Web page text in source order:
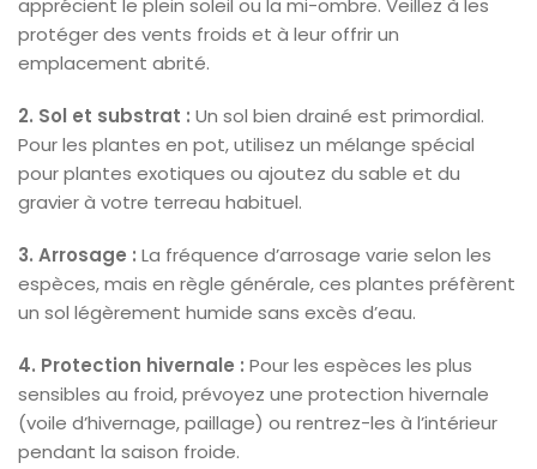
protéger des vents froids et à leur offrir un
emplacement abrité.
2. Sol et substrat : Un sol bien drainé est primordial.
Pour les plantes en pot, utilisez un mélange spécial
pour plantes exotiques ou ajoutez du sable et du
gravier à votre terreau habituel.
3. Arrosage : La fréquence d’arrosage varie selon les
espèces, mais en règle générale, ces plantes préfèrent
un sol légèrement humide sans excès d’eau.
4. Protection hivernale : Pour les espèces les plus
sensibles au froid, prévoyez une protection hivernale
(voile d’hivernage, paillage) ou rentrez-les à l’intérieur
pendant la saison froide.